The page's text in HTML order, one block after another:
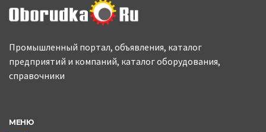
Промышленный портал, объявления, каталог
предприятий и компаний, каталог оборудования,
справочники
МЕНЮ